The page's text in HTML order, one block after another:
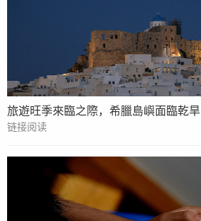
旅遊旺季來臨之際，希臘島嶼面臨乾旱
链接阅读